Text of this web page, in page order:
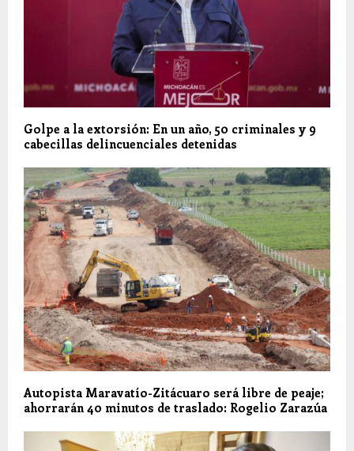
Golpe a la extorsión: En un año, 50 criminales y 9
cabecillas delincuenciales detenidas
Autopista Maravatío-Zitácuaro será libre de peaje;
ahorrarán 40 minutos de traslado: Rogelio Zarazúa